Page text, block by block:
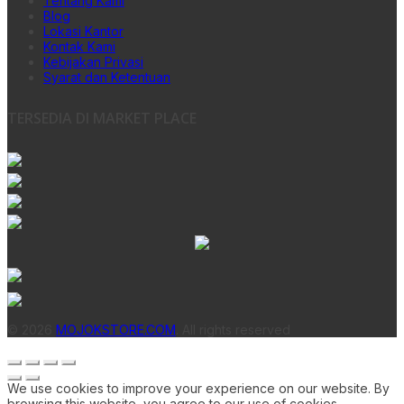
Blog
Lokasi Kantor
Kontak Kami
Kebijakan Privasi
Syarat dan Ketentuan
MOJOKSTORE.COM
We use cookies to improve your experience on our website. By